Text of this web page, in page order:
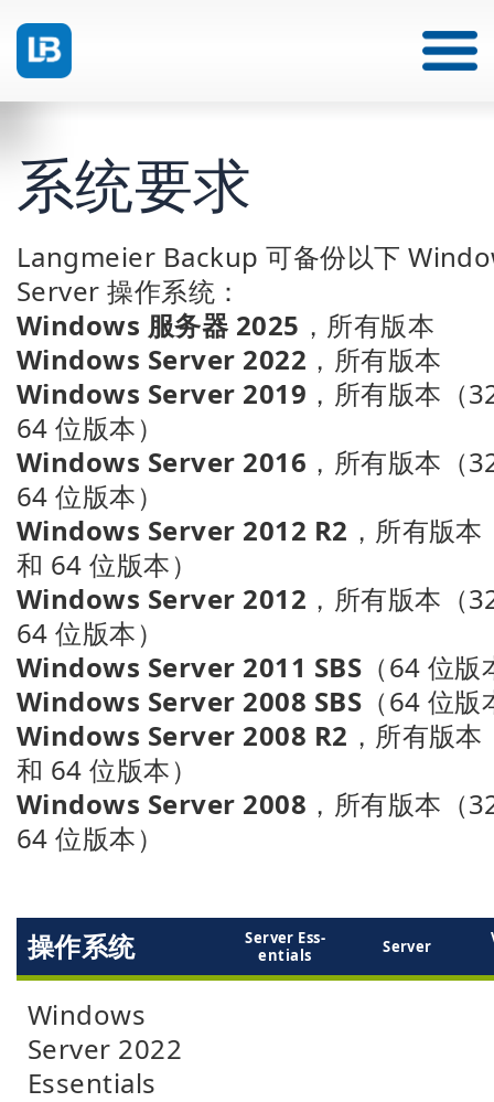
系统要求
Langmeier Backup 可备份以下
Server 操作系统：
Windows 服务器 2025 ，所有版本
Windows Server 2022 ，所有版本
Windows Server 2019 ，所有版本（
64 位版本）
Windows Server 2016 ，所有版本（
64 位版本）
Windows Server 2012 R2 ，所有版
和 64 位版本）
Windows Server 2012 ，所有版本（
64 位版本）
Windows Server 2011 SBS （64 位版
Windows Server 2008 SBS （64 位版
Windows Server 2008 R2 ，所有版
和 64 位版本）
Windows Server 2008 ，所有版本（
64 位版本）
操作系统
Ser­ver Ess­
ent­ials
Ser­ver
Windows
Server 2022
Essentials